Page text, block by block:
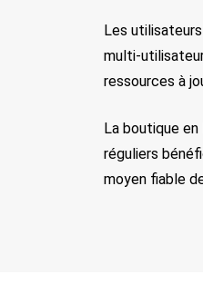
Les
multi-
ressources à
La boutique
réguliers
moyen fiable